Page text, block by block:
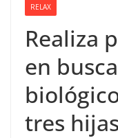
RELAX
Realiza
en
tres hijas